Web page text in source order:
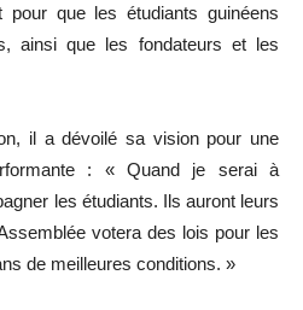
pour que les étudiants guinéens
ainsi que les fondateurs et les
il a dévoilé sa vision pour une
: « Quand je serai à
les étudiants. Ils auront leurs
votera des lois pour les
de meilleures conditions. »